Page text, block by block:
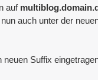
auf
auch unter der
Suffix